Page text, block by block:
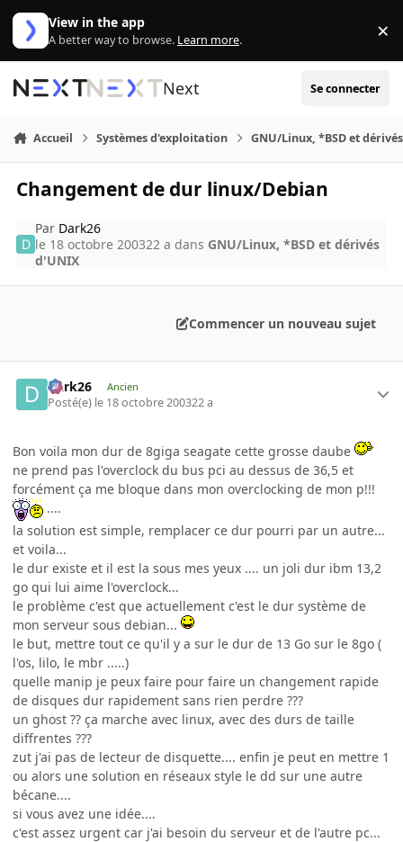
Aller au contenu
View in the app
A better way to browse. Learn more. ×
Next Se connecter
Accueil Systèmes d'exploitation GNU/Linux, *BSD et
Changement de dur linux/Debian
Par Dark26
le 18 octobre 200322 a dans GNU/Linux, *BSD et dérivés
d'UNIX
Commencer un nouveau sujet
Dark26 Ancien
Posté(e) le 18 octobre 200322 a
Bon voila mon dur de 8giga seagate cette grosse daube
ne prend pas l'overclock du bus pci au dessus de 36,5 et
forcément ça me bloque dans mon overclocking de mon p!!!
....
la solution est simple, remplacer ce dur pourri par un autre...
et voila...
le dur existe et il est la sous mes yeux .... un joli dur ibm 13,2
go qui lui aime l'overclock...
le problème c'est que actuellement c'est le dur système de
mon serveur sous debian...
le but, mettre tout ce qu'il y a sur le dur de 13 Go sur le 8go (
l'os, lilo, le mbr .....)
quelle manip je peux faire pour faire un changement rapide
de disques dur rapidement sans rien perdre ???
un ghost ?? ça marche avec linux, avec des durs de taille
diffrentes ???
zut j'ai pas de lecteur de disquette.... enfin je peut en mettre 1
ou alors une solution en réseaux style le dd sur une autre
bécane....
si vous avez une idée....
c'est assez urgent car j'ai besoin du serveur et de l'autre pc...